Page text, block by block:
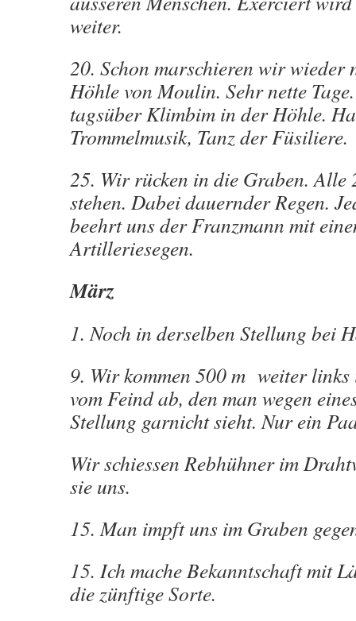
weiter.
20. Schon marschieren wir wieder
Höhle von Moulin. Sehr nette
tagsüber Klimbim in der Höhle.
Trommelmusik, Tanz der Füsiliere.
25. Wir rücken in die Graben. Alle
stehen. Dabei dauernder Regen.
beehrt uns der Franzmann mit
Artilleriesegen.
März
1. Noch in derselben Stellung bei
9. Wir kommen 500 m weiter
vom Feind ab, den man wegen
Stellung garnicht sieht. Nur ein
Wir schiessen Rebhühner im
sie uns.
15. Man impft uns im Graben
15. Ich mache Bekanntschaft mit
die zünftige Sorte.